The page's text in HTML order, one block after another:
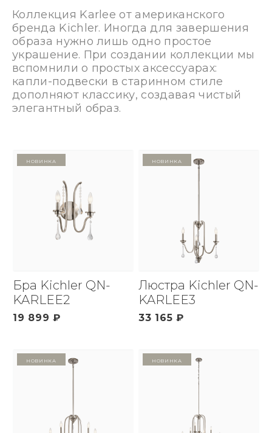
Коллекция Karlee от американского
бренда Kichler. Иногда для завершения
образа нужно лишь одно простое
украшение. При создании коллекции мы
вспомнили о простых аксессуарах:
капли-подвески в старинном стиле
дополняют классику, создавая чистый
элегантный образ.
Новинка
Бра Kichler QN-
KARLEE2
19 899 ₽
Новинка
Люстра Kichler QN-
KARLEE3
33 165 ₽
Новинка Новинка